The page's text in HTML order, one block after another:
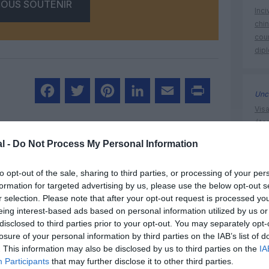
- Do Not Process My Personal Information
opt-out of the sale, sharing to third parties, or processing of your
for targeted advertising by us, please use the below opt-out
selection. Please note that after your opt-out request is processed
interest-based ads based on personal information utilized by us
to third parties prior to your opt-out. You may separately
of your personal information by third parties on the IAB’s list of
This information may also be disclosed by us to third parties on the
Participants that may further disclose it to other third parties.
SOUTENIR
20 avril 2011 - 18 h 30 min
SAA doit recevoir de nouveaux A330, il
RÉPONDRE
airbus